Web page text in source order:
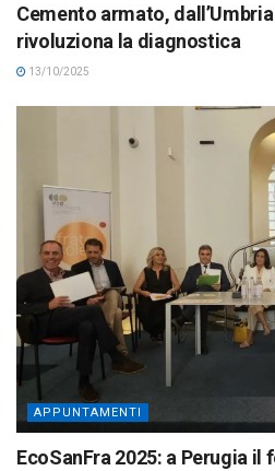
Cemento armato,
rivoluziona la diagnostica
13/10/2025
APPUNTAMENTI
EcoSanFra 2025: a Perugia il